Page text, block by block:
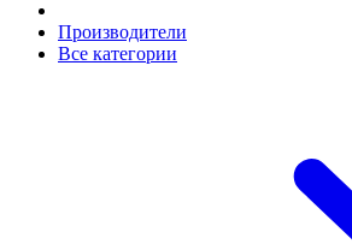
Производители
Все категории